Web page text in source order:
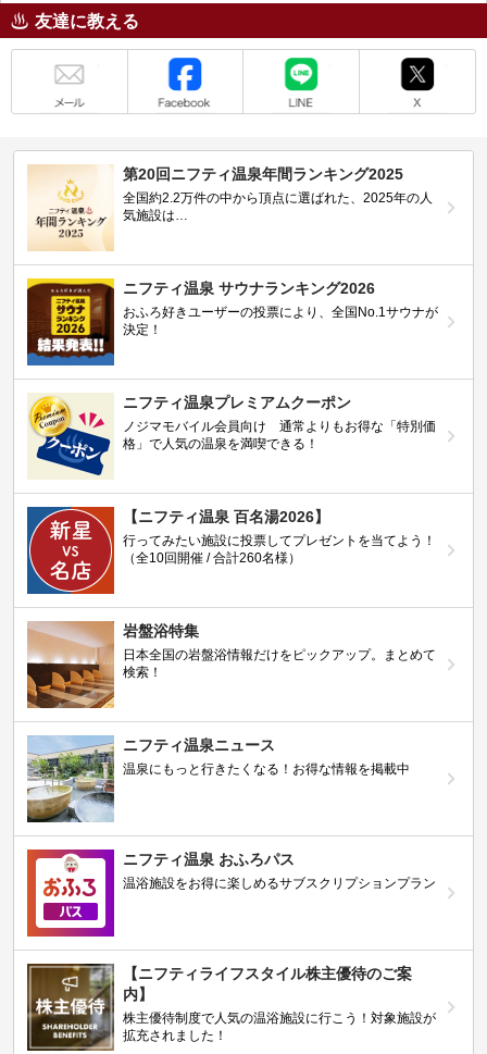
友達に教える
第20回ニフティ温泉年間ランキング2025
全国約2.2万件の中から頂点に選ばれた、2025年の人
気施設は…
ニフティ温泉 サウナランキング2026
おふろ好きユーザーの投票により、全国No.1サウナが
決定！
ニフティ温泉プレミアムクーポン
ノジマモバイル会員向け 通常よりもお得な「特別価
格」で人気の温泉を満喫できる！
【ニフティ温泉 百名湯2026】
行ってみたい施設に投票してプレゼントを当てよう！
（全10回開催 / 合計260名様）
岩盤浴特集
日本全国の岩盤浴情報だけをピックアップ。まとめて
検索！
ニフティ温泉ニュース
温泉にもっと行きたくなる！お得な情報を掲載中
ニフティ温泉 おふろパス
温浴施設をお得に楽しめるサブスクリプションプラン
【ニフティライフスタイル株主優待のご案
内】
株主優待制度で人気の温浴施設に行こう！対象施設が
拡充されました！